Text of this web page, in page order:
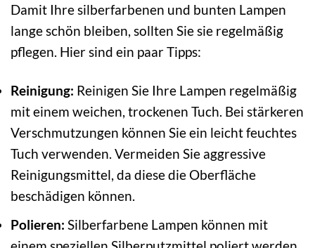
Damit Ihre silberfarbenen und bunten Lampen
lange schön bleiben, sollten Sie sie regelmäßig
pflegen. Hier sind ein paar Tipps:
Reinigung: Reinigen Sie Ihre Lampen regelmäßig
mit einem weichen, trockenen Tuch. Bei stärkeren
Verschmutzungen können Sie ein leicht feuchtes
Tuch verwenden. Vermeiden Sie aggressive
Reinigungsmittel, da diese die Oberfläche
beschädigen können.
Polieren: Silberfarbene Lampen können mit